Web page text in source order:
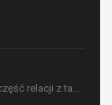
relacji z ta...